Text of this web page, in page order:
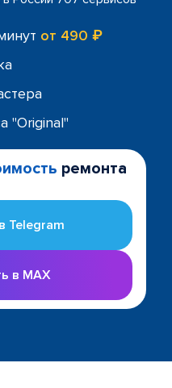
от 490 ₽
"Original"
ремонта
Telegram
в MAX